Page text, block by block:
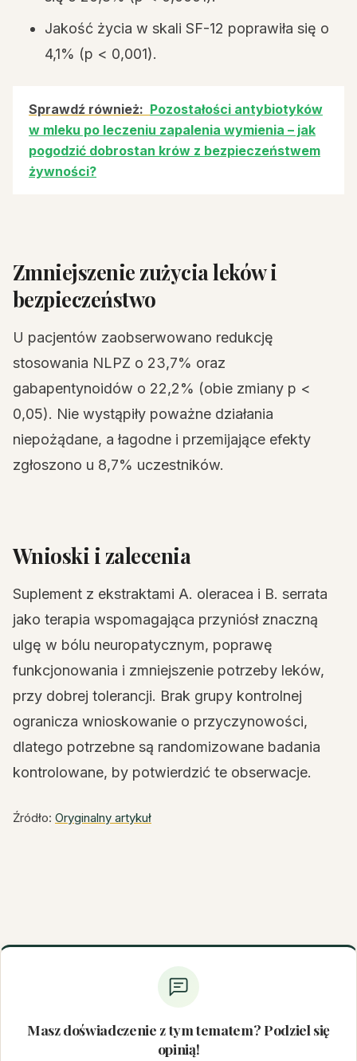
Jakość życia w skali SF-12 poprawiła się o
4,1% (p < 0,001).
Sprawdź również: Pozostałości antybiotyków
w mleku po leczeniu zapalenia wymienia – jak
pogodzić dobrostan krów z bezpieczeństwem
żywności?
Zmniejszenie zużycia leków i
bezpieczeństwo
U pacjentów zaobserwowano redukcję
stosowania NLPZ o 23,7% oraz
gabapentynoidów o 22,2% (obie zmiany p <
0,05). Nie wystąpiły poważne działania
niepożądane, a łagodne i przemijające efekty
zgłoszono u 8,7% uczestników.
Wnioski i zalecenia
Suplement z ekstraktami A. oleracea i B. serrata
jako terapia wspomagająca przyniósł znaczną
ulgę w bólu neuropatycznym, poprawę
funkcjonowania i zmniejszenie potrzeby leków,
przy dobrej tolerancji. Brak grupy kontrolnej
ogranicza wnioskowanie o przyczynowości,
dlatego potrzebne są randomizowane badania
kontrolowane, by potwierdzić te obserwacje.
Źródło: Oryginalny artykuł
Masz doświadczenie z tym tematem? Podziel się
opinią!